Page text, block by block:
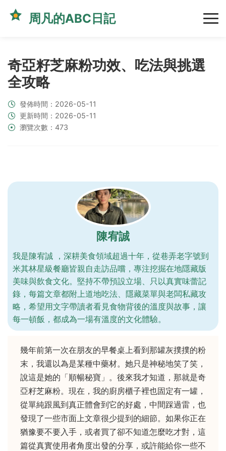
周凡的ABC日記
奇亞籽芝麻粉功效、吃法與挑選
全攻略
發佈時間：2026-05-11
更新時間：2026-05-11
瀏覽次數：473
陳宥誠
我是陳宥誠 ，深耕美食領域超過十年，從巷弄老字號到
米其林星級餐廳皆親自走訪品嚐，專注挖掘在地隱藏版
美味與飲食文化。堅持不帶預設立場、只以真實味蕾記
錄，每篇文章都附上道地吃法、隱藏菜單與老闆私藏攻
略，希望用文字帶讀者看見食物背後的溫度與故事，讓
每一頓飯，都成為一場有溫度的文化體驗。
幾年前第一次在朋友的早餐桌上看到那罐灰撲撲的粉
末，我還以為是某種中藥材。她只是神秘地笑了笑，
說這是她的「順暢秘寶」。後來我才知道，那就是奇
亞籽芝麻粉。現在，我的廚房櫃子裡也固定有一罐，
從單純跟風到真正體會到它的好處，中間踩過雷，也
發現了一些市面上文章很少提到的細節。如果你正在
猶豫要不要入手，或者買了卻不知道怎麼吃才對，這
篇從真實使用者角度出發的分享，或許能給你一些不